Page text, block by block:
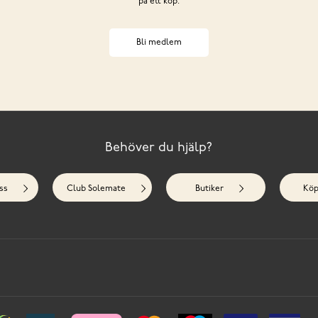
Bli medlem
Behöver du hjälp?
Club Solemate Butiker